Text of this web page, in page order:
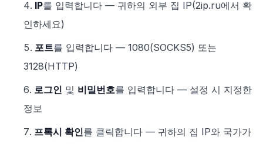
IP를 입력합니다 — 귀하의 외부 집 IP(2ip.ru에서 확
인하세요)
포트를 입력합니다 — 1080(SOCKS5) 또는
3128(HTTP)
로그인 및 비밀번호를 입력합니다 — 설정 시 지정한
정보
프록시 확인를 클릭합니다 — 귀하의 집 IP와 국가가